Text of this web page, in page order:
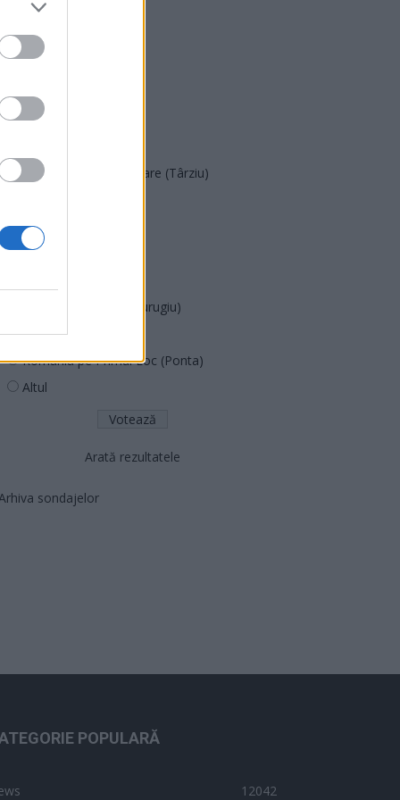
PNȚMM
REPER
POT (Gavrilă)
Acțiunea Conservatoare (Târziu)
PUSL (D. Voiculescu)
PNȚCD (Pavelescu)
Partidul Patrioților (Surugiu)
FAR (Coarnă)
România pe Primul Loc (Ponta)
Altul
Arată rezultatele
sondajelor
POPULARĂ
12042